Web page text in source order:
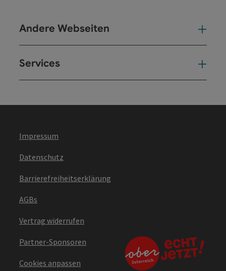
Andere Webseiten
Services
Impressum
Datenschutz
Barrierefreiheitserklärung
AGBs
Vertrag widerrufen
Partner-Sponsoren
Cookies anpassen